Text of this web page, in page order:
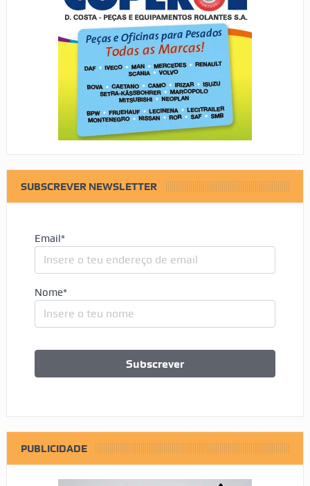
SUBSCREVER NEWSLETTER
Email*
Nome*
PUBLICIDADE